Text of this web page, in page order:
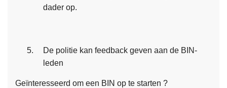
dader op.
De politie kan feedback geven aan de BIN-
leden
Geïnteresseerd om een BIN op te starten ?